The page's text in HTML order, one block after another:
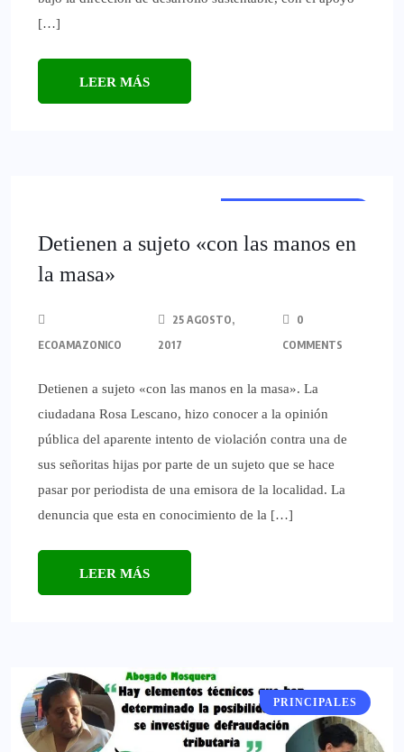
[…]
LEER MÁS
Detienen a sujeto «con las manos en
la masa»
ECOAMAZONICO
25 AGOSTO,
2017
0
COMMENTS
Detienen a sujeto «con las manos en la masa». La
ciudadana Rosa Lescano, hizo conocer a la opinión
pública del aparente intento de violación contra una de
sus señoritas hijas por parte de un sujeto que se hace
pasar por periodista de una emisora de la localidad. La
denuncia que esta en conocimiento de la […]
LEER MÁS
PRINCIPALES